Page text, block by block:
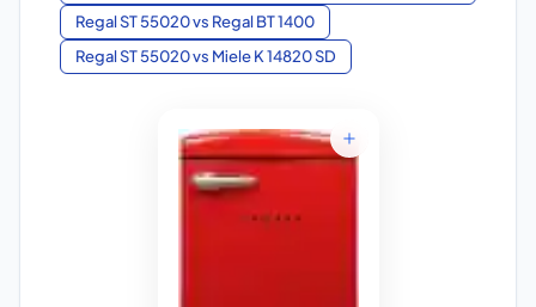
Regal ST 55020vs Regal BT 1400
Regal ST 55020vs Miele K 14820 SD